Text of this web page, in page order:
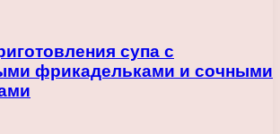
супа с
фрикадельками и сочными